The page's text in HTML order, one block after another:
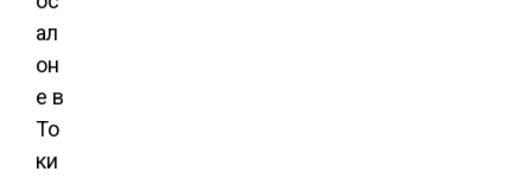
ал
он
е в
То
ки